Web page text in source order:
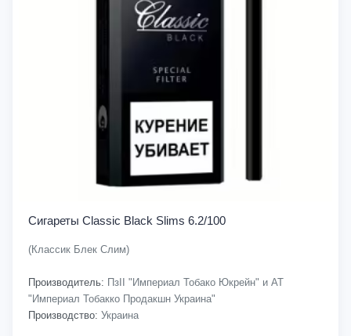
Сигареты Classic Black Slims 6.2/100
(Классик Блек Слим)
Производитель: ПзІІ "Империал Тобако Юкрейн" и АТ
"Империал Тобакко Продакшн Украина"
Производство: Украина